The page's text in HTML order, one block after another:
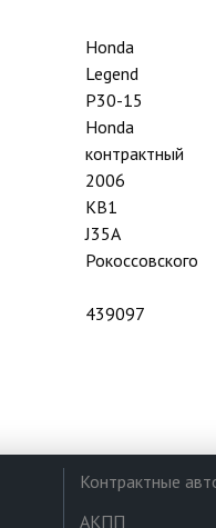
Honda
Legend
P30-15
Honda
контрактный
2006
KB1
J35A
Рокоссовского
439097
Контрактные
АКПП